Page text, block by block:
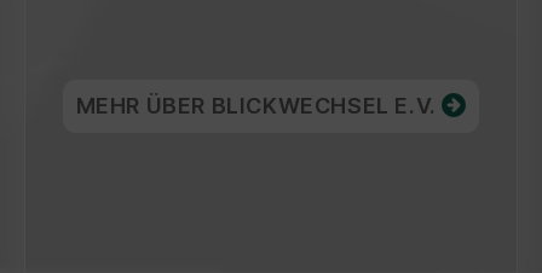
MEHR ÜBER BLICKWECHSEL E.V.